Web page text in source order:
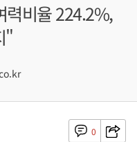
력비율 224.2%,
"
0